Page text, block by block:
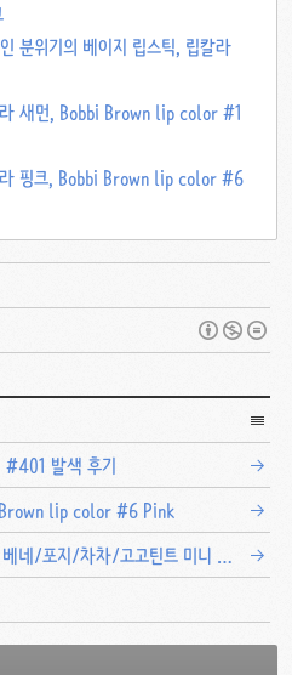
위기의 베이지 립스틱, 립칼라
새먼, Bobbi Brown lip color #1
핑크, Bobbi Brown lip color #6
#401 발색 후기
Brown lip color #6 Pink
지/차차/고고틴트 미니 비교 리뷰